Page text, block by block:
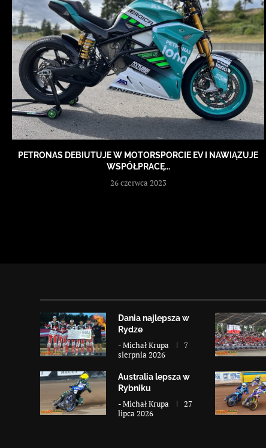
PETRONAS DEBIUTUJE W MOTORSPORCIE EV I NAWIĄZUJE
WSPÓŁPRACĘ...
26 czerwca 2023
Dania najlepsza w
Rydze
-Michał Krupa
7
sierpnia 2026
Australia lepsza w
Rybniku
-Michał Krupa
27
lipca 2026